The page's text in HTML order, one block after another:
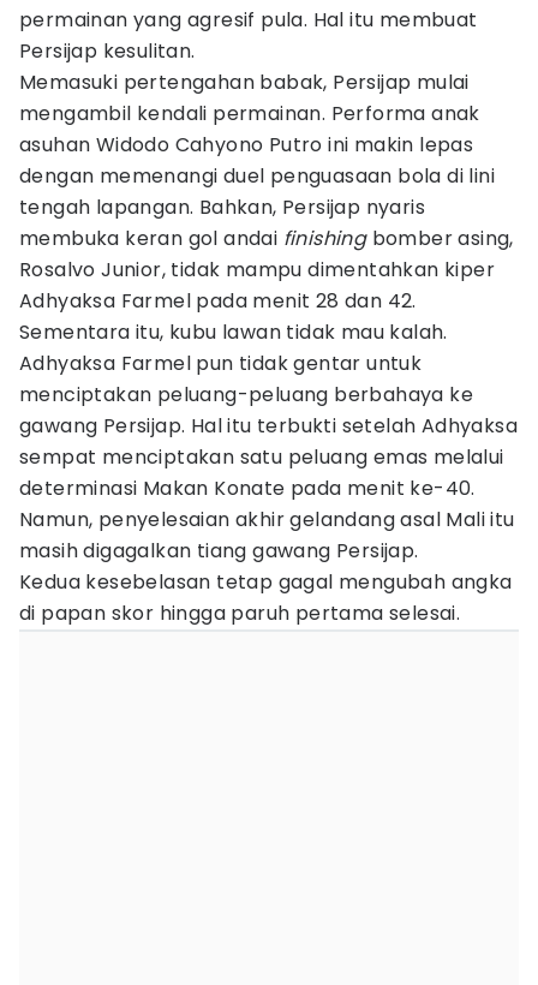
permainan yang agresif pula. Hal itu membuat
Persijap kesulitan.
Memasuki pertengahan babak, Persijap mulai
mengambil kendali permainan. Performa anak
asuhan Widodo Cahyono Putro ini makin lepas
dengan memenangi duel penguasaan bola di lini
tengah lapangan. Bahkan, Persijap nyaris
membuka keran gol andai finishingbomber asing,
Rosalvo Junior, tidak mampu dimentahkan kiper
Adhyaksa Farmel pada menit 28 dan 42.
Sementara itu, kubu lawan tidak mau kalah.
Adhyaksa Farmel pun tidak gentar untuk
menciptakan peluang-peluang berbahaya ke
gawang Persijap. Hal itu terbukti setelah Adhyaksa
sempat menciptakan satu peluang emas melalui
determinasi Makan Konate pada menit ke-40.
Namun, penyelesaian akhir gelandang asal Mali itu
masih digagalkan tiang gawang Persijap.
Kedua kesebelasan tetap gagal mengubah angka
di papan skor hingga paruh pertama selesai.